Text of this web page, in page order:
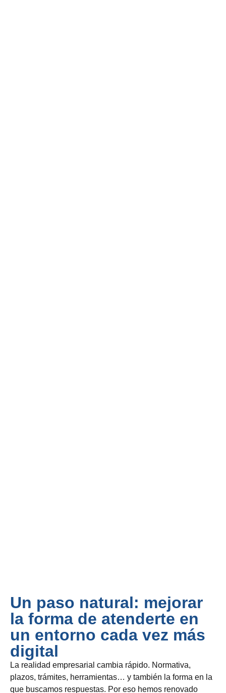
Un paso natural: mejorar
la forma de atenderte en
un entorno cada vez más
digital
La realidad empresarial cambia rápido. Normativa,
plazos, trámites, herramientas… y también la forma en la
que buscamos respuestas. Por eso hemos renovado